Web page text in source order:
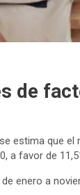
de
estima que
a favor de
enero a